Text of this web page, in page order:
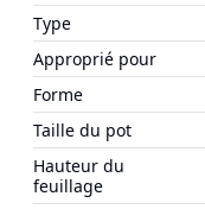
Type
Approprié pour
Forme
Taille du pot
Hauteur du
feuillage